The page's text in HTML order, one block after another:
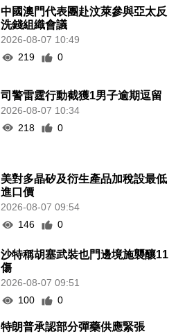
中國澳門代表團赴汶萊參與亞太反
洗錢組織會議
2026-08-07 10:49
219
0
司警雷霆行動截獲1男子逾期逗留
2026-08-07 10:34
218
0
美對多晶矽及衍生產品加稅設最低
進口價
2026-08-07 09:54
146
0
沙特稱胡塞武裝也門邊境施襲釀11
傷
2026-08-07 09:51
100
0
特朗普承認部分彈藥供應緊張